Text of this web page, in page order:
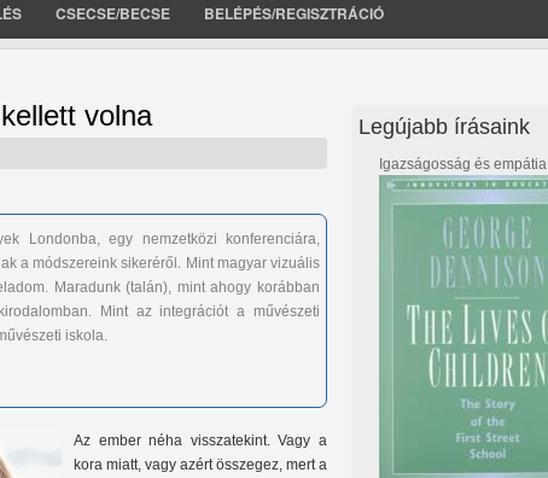
CSECSE/BECSE BELÉPÉS/REGISZTRÁCIÓ
volna
Londonba, egy nemzetközi konferenciára,
a módszereink sikeréről. Mint magyar vizuális
Maradunk (talán), mint ahogy korábban
Mint az integrációt a művészeti
iskola.
Az ember néha visszatekint. Vagy a
kora miatt, vagy azért összegez, mert a
Legújabb írásaink
Igazságosság és empátia